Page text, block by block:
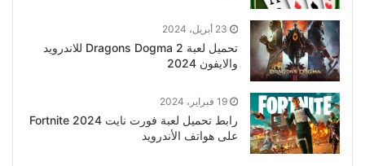
23 أبريل، 2024
تحميل لعبة Dragons Dogma 2 للاندرويد
والايفون 2024
19 فبراير، 2024
رابط تحميل لعبة فورت نايت Fortnite 2024
على هواتف الأندرويد